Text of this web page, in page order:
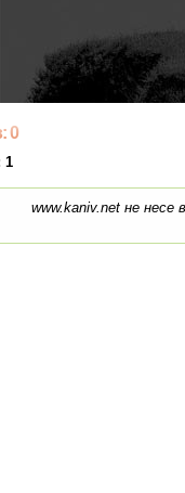
0
1
www.kaniv.net не несе